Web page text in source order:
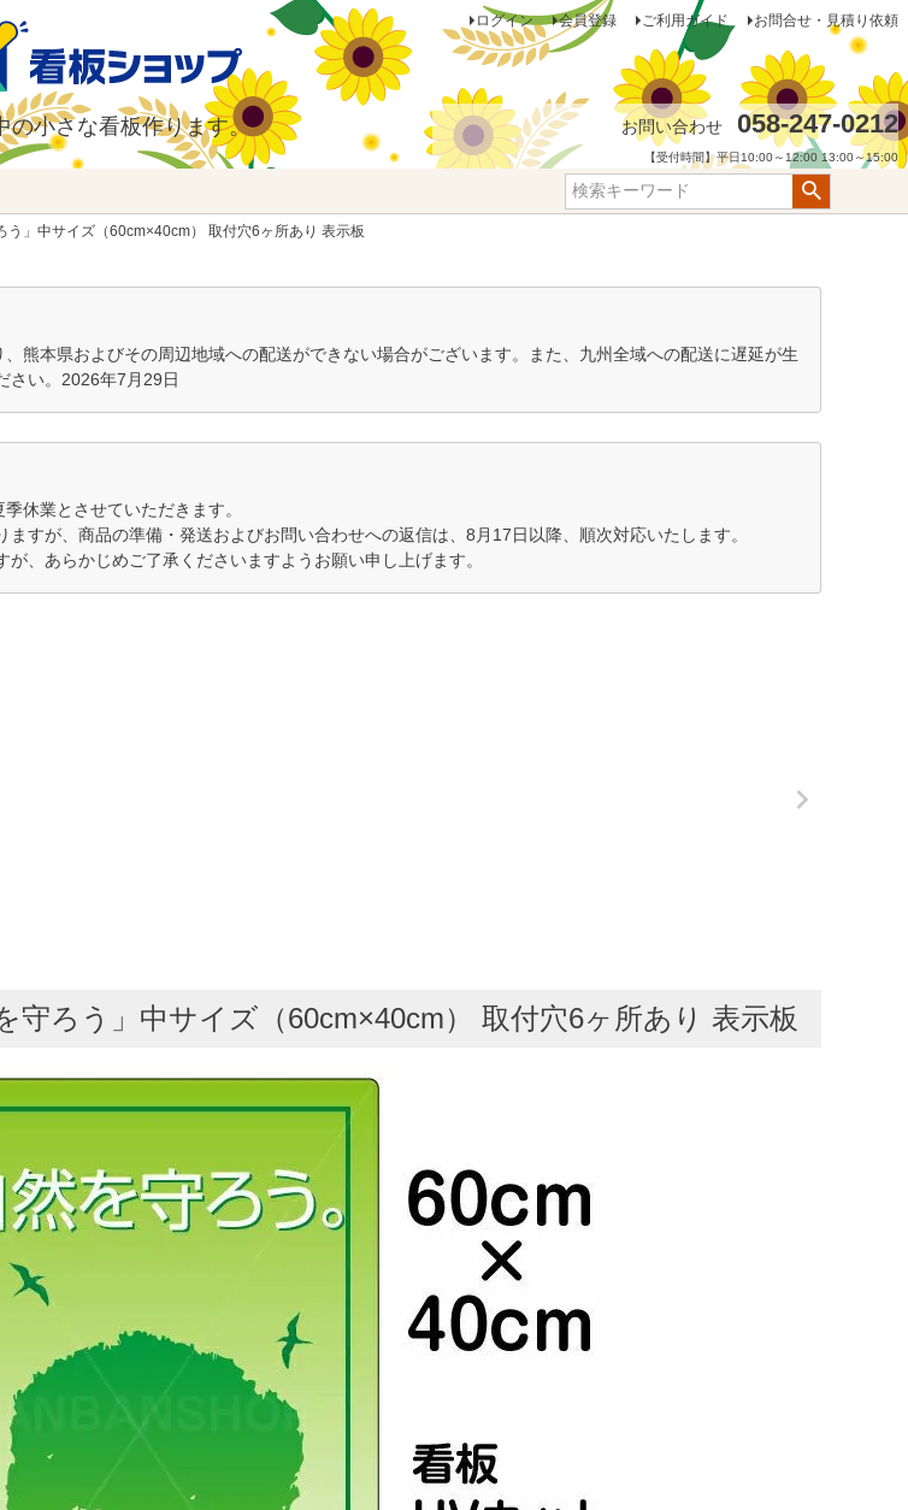
の小さな看板作ります。
ログイン 会員登録 ご利用ガイド お問合せ・見積り依頼
お問い合わせ 058-247-0212
【受付時間】平日10:00～12:00 13:00～15:00
う」中サイズ（60cm×40cm） 取付穴6ヶ所あり 表示板
熊本県およびその周辺地域への配送ができない場合がございます。また、九州全域への配送に遅延が生
さい。2026年7月29日
休業とさせていただきます。
すが、商品の準備・発送およびお問い合わせへの返信は、8月17日以降、順次対応いたします。
、あらかじめご了承くださいますようお願い申し上げます。
守ろう」中サイズ（60cm×40cm） 取付穴6ヶ所あり 表示板